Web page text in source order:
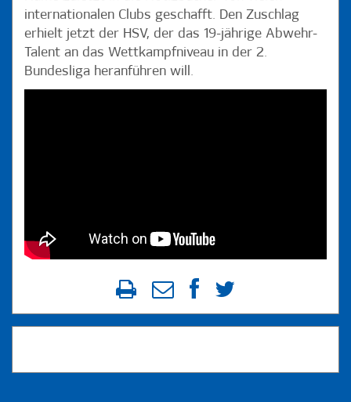
internationalen Clubs geschafft. Den Zuschlag
erhielt jetzt der HSV, der das 19-jährige Abwehr-
Talent an das Wettkampfniveau in der 2.
Bundesliga heranführen will.